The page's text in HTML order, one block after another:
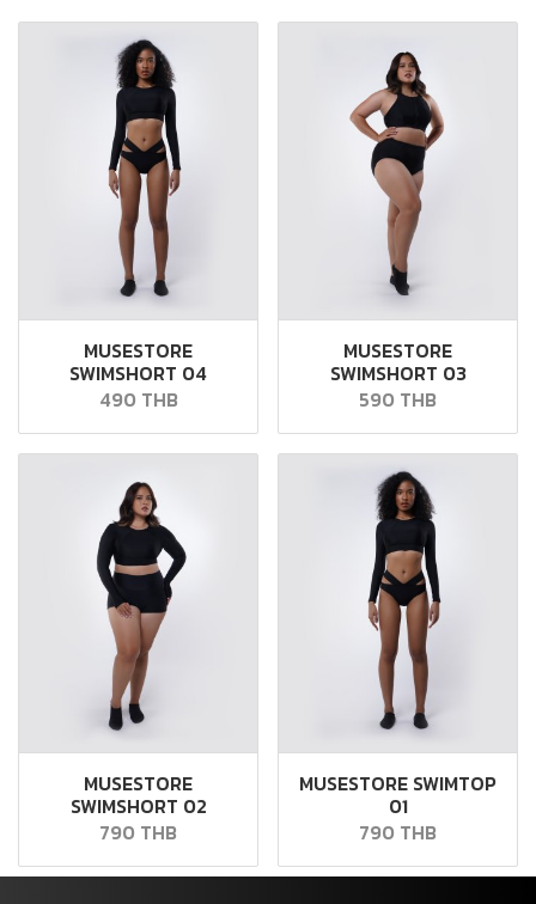
MUSESTORE
SWIMSHORT 04
490 THB
MUSESTORE
SWIMSHORT 03
590 THB
MUSESTORE
SWIMSHORT 02
790 THB
MUSESTORE SWIMTOP
01
790 THB